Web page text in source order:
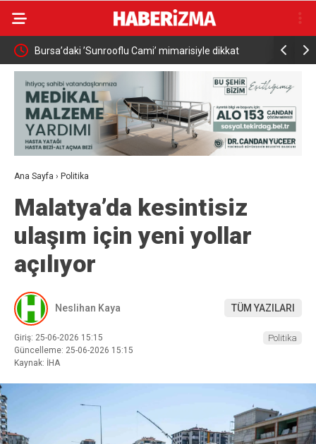
Bursa’daki ’Sunrooflu Cami’ mimarisiyle dikkat
çekiyor
Bahçeli,
düğününe
Ana Sayfa › Politika
Malatya’da kesintisiz
ulaşım için yeni yollar
açılıyor
Neslihan Kaya TÜM YAZILARI
Giriş: 25-06-2026 15:15
Güncelleme: 25-06-2026 15:15
Kaynak: İHA
Politika